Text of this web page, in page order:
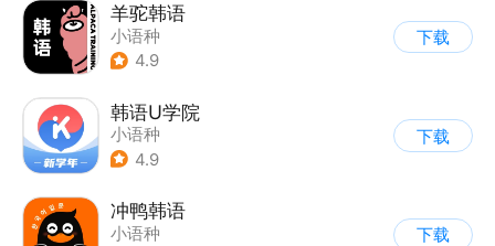
羊驼韩语
小语种
4.9
下载
韩语U学院
小语种
4.9
下载
冲鸭韩语
小语种
下载